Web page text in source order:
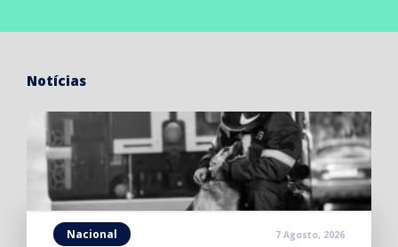
Notícias
Nacional 7 Agosto, 2026